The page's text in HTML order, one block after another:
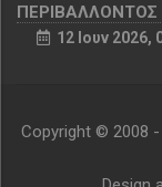
ΠΕΡΙΒΑΛΛΟΝΤΟΣ
12 Ιουν 2026,
Copyright © 2008 -